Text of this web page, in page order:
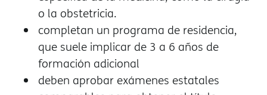
o la obstetricia.
completan un programa de residencia,
que suele implicar de 3 a 6 años de
formación adicional
deben aprobar exámenes estatales